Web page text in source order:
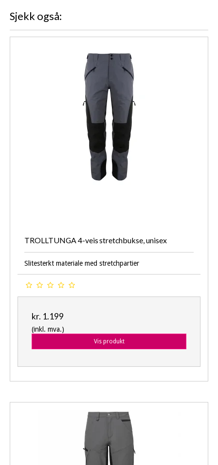
Sjekk også:
TROLLTUNGA 4-veis stretchbukse, unisex
Slitesterkt materiale med stretchpartier
kr. 1.199
(inkl. mva.)
Vis produkt